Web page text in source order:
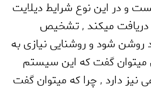
و در این نوع شرایط دیلایت
دریافت میکند ,تشخیص
روشن شود و روشنایی نیازی به
میتوان گفت که این سیستم
نیز دارد ,چرا که میتوان گفت